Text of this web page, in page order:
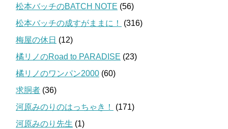
松本バッチのBATCH NOTE (56)
松本バッチの成すがままに！
(316)
梅屋の休日 (12)
橘リノのRoad to PARADISE (23)
橘リノのワンパン2000 (60)
求胴者 (36)
河原みのりのはっちゃき！
(171)
河原みのり先生 (1)